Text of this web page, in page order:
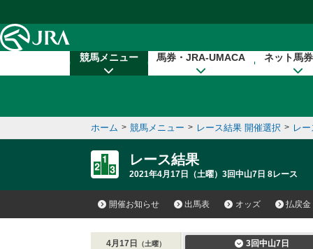
競馬メニュー 馬券・JRA-UMACA ネット馬
ホーム > 競馬メニュー > レース結果 開催選択 > レ
レース結果
2021年4月17日（土曜）3回中山7日 8レース
開催お知らせ 出馬表 オッズ 払戻金
4月17日 （土曜） 3回中山7日